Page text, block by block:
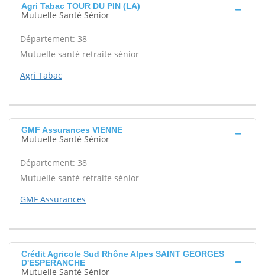
Agri Tabac TOUR DU PIN (LA)
Mutuelle Santé Sénior
Département: 38
Mutuelle santé retraite sénior
Agri Tabac
GMF Assurances VIENNE
Mutuelle Santé Sénior
Département: 38
Mutuelle santé retraite sénior
GMF Assurances
Crédit Agricole Sud Rhône Alpes SAINT GEORGES
D'ESPERANCHE
Mutuelle Santé Sénior